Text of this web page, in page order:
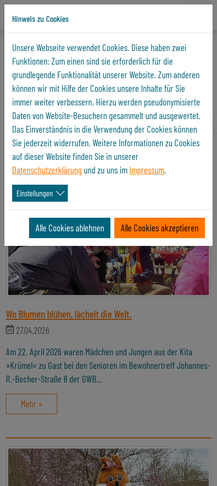
Direkt zur Hauptnavigation springen
Direkt zum Inhalt springen
Aktuelles und Presse
Immer informiert
vorherige 5 9 nächste
Wo Blumen blühen, lächelt die Welt.
27.04.2026
Am 22. April 2026 waren Mädchen und Jungen aus der Kita
»Krümel« zu Gast bei den Senioren im Bewohnertreff Johannes-
R.-Becher-Straße 8 der GWB…
Mehr »
Hinweis zu Cookies
Unsere Webseite verwendet Cookies. Diese haben zwei
Funktionen: Zum einen sind sie erforderlich für die
grundlegende Funktionalität unserer Website. Zum anderen
können wir mit Hilfe der Cookies unsere Inhalte für Sie
immer weiter verbessern. Hierzu werden pseudonymisierte
Daten von Website-Besuchern gesammelt und ausgewertet.
Das Einverständnis in die Verwendung der Cookies können
Sie jederzeit widerrufen. Weitere Informationen zu Cookies
auf dieser Website finden Sie in unserer
Datenschutzerklärung und zu uns im Impressum.
Einstellungen
Alle Cookies ablehnen Alle Cookies akzeptieren